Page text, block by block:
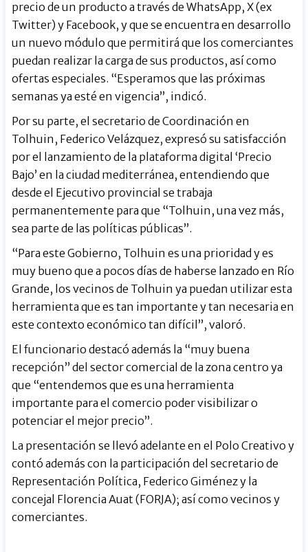
precio de un producto a través de WhatsApp, X (ex
Twitter) y Facebook, y que se encuentra en desarrollo
un nuevo módulo que permitirá que los comerciantes
puedan realizar la carga de sus productos, así como
ofertas especiales. “Esperamos que las próximas
semanas ya esté en vigencia”, indicó.
Por su parte, el secretario de Coordinación en
Tolhuin, Federico Velázquez, expresó su satisfacción
por el lanzamiento de la plataforma digital ‘Precio
Bajo’ en la ciudad mediterránea, entendiendo que
desde el Ejecutivo provincial se trabaja
permanentemente para que “Tolhuin, una vez más,
sea parte de las políticas públicas”.
“Para este Gobierno, Tolhuin es una prioridad y es
muy bueno que a pocos días de haberse lanzado en Río
Grande, los vecinos de Tolhuin ya puedan utilizar esta
herramienta que es tan importante y tan necesaria en
este contexto económico tan difícil”, valoró.
El funcionario destacó además la “muy buena
recepción” del sector comercial de la zona centro ya
que “entendemos que es una herramienta
importante para el comercio poder visibilizar o
potenciar el mejor precio”.
La presentación se llevó adelante en el Polo Creativo y
contó además con la participación del secretario de
Representación Política, Federico Giménez y la
concejal Florencia Auat (FORJA); así como vecinos y
comerciantes.